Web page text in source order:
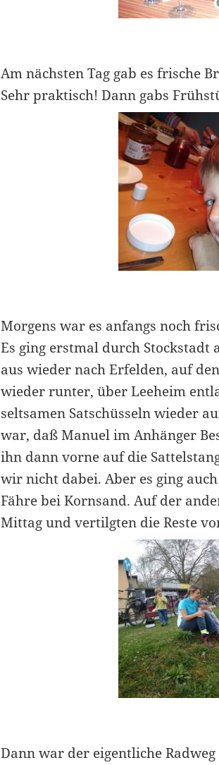
Am nächsten Tag gab es frische
Sehr praktisch! Dann gabs
Morgens war es anfangs noch
Es ging erstmal durch Stockstadt
aus wieder nach Erfelden, auf
wieder runter, über Leeheim
seltsamen Satschüsseln wieder
war, daß Manuel im Anhänger
ihn dann vorne auf die
wir nicht dabei. Aber es ging
Fähre bei Kornsand. Auf der
Mittag und vertilgten die Reste
Dann war der eigentliche